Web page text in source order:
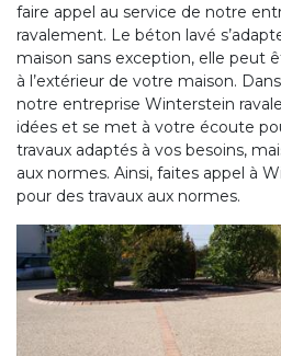
faire appel au service de notre
ravalement. Le béton lavé
maison sans exception, elle peut
à l’extérieur de votre maison.
notre entreprise Winterstein
idées et se met à votre écoute
travaux adaptés à vos besoins,
aux normes. Ainsi, faites appel à
pour des travaux aux normes.